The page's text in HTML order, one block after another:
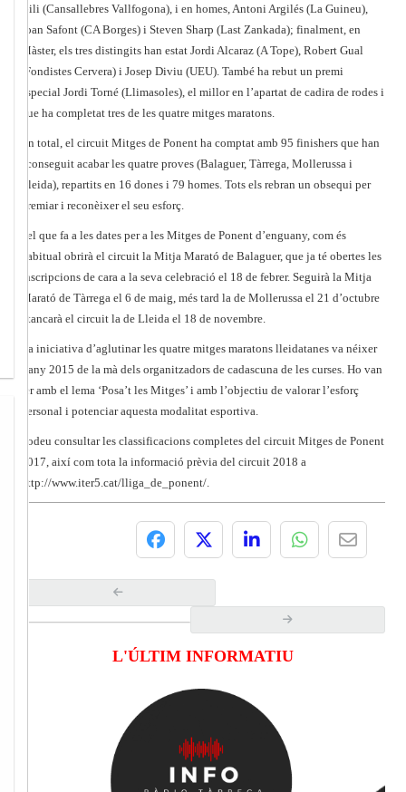
Gili (Cansallebres Vallfogona), i en homes, Antoni Argilés (La Guineu),
Joan Safont (CA Borges) i Steven Sharp (Last Zankada); finalment, en
Màster, els tres distingits han estat Jordi Alcaraz (A Tope), Robert Gual
(Fondistes Cervera) i Josep Diviu (UEU). També ha rebut un premi
especial Jordi Torné (Llimasoles), el millor en l’apartat de cadira de rodes i
que ha completat tres de les quatre mitges maratons.
En total, el circuit Mitges de Ponent ha comptat amb 95 finishers que han
aconseguit acabar les quatre proves (Balaguer, Tàrrega, Mollerussa i
Lleida), repartits en 16 dones i 79 homes. Tots els rebran un obsequi per
premiar i reconèixer el seu esforç.
Pel que fa a les dates per a les Mitges de Ponent d’enguany, com és
habitual obrirà el circuit la Mitja Marató de Balaguer, que ja té obertes les
inscripcions de cara a la seva celebració el 18 de febrer. Seguirà la Mitja
Marató de Tàrrega el 6 de maig, més tard la de Mollerussa el 21 d’octubre
i tancarà el circuit la de Lleida el 18 de novembre.
La iniciativa d’aglutinar les quatre mitges maratons lleidatanes va néixer
l’any 2015 de la mà dels organitzadors de cadascuna de les curses. Ho van
fer amb el lema ‘Posa’t les Mitges’ i amb l’objectiu de valorar l’esforç
personal i potenciar aquesta modalitat esportiva.
Podeu consultar les classificacions completes del circuit Mitges de Ponent
2017, així com tota la informació prèvia del circuit 2018 a
http://www.iter5.cat/lliga_de_ponent/.
L'ÚLTIM INFORMATIU